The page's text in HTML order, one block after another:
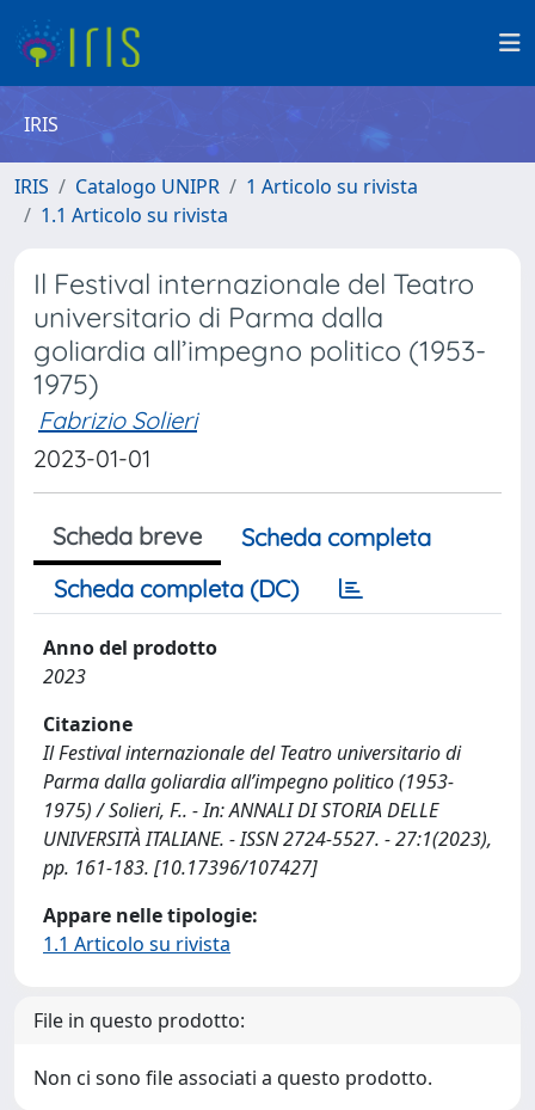
IRIS
IRIS Catalogo UNIPR
1 Articolo su rivista
1.1 Articolo su rivista
Il Festival internazionale del Teatro
universitario di Parma dalla
goliardia all’impegno politico (1953-
1975)
Fabrizio Solieri
2023-01-01
Scheda breve
Scheda completa
Scheda completa (DC)
Anno del prodotto
2023
Citazione
Il Festival internazionale del Teatro universitario di
Parma dalla goliardia all’impegno politico (1953-
1975) / Solieri, F.. - In: ANNALI DI STORIA DELLE
UNIVERSITÀ ITALIANE. - ISSN 2724-5527. - 27:1(2023),
pp. 161-183. [10.17396/107427]
Appare nelle tipologie:
1.1 Articolo su rivista
File in questo prodotto:
Non ci sono file associati a questo prodotto.